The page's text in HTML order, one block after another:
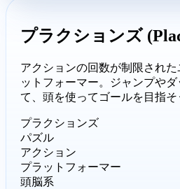
プラクションズ
アクションの回数が制限され
ットフォーマー。ジャンプや
て、頭を使ってゴールを目指そ
プラクションズ
パズル
アクション
プラットフォーマー
頭脳系